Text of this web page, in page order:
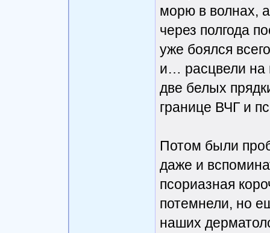
морю в волнах,
через полгода
уже боялся
и… расцвели на
две белых
границе ВЧГ и
Потом были
даже и
псориазная
потемнели, но
наших